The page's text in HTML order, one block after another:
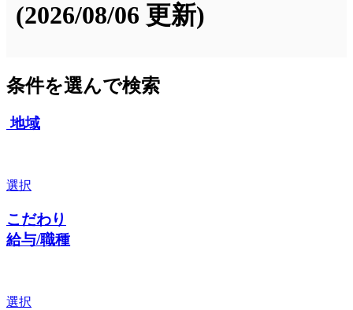
(2026/08/06 更新)
条件を選んで検索
地域
選択
こだわり
給与/職種
選択